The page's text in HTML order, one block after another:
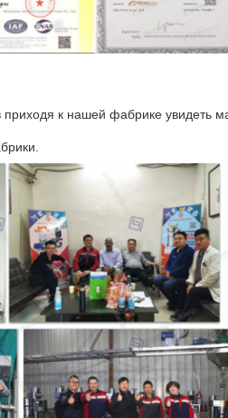
к нашей фабрике увидеть